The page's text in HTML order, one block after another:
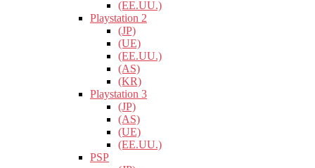
(EE.UU.)
Playstation 2
(JP)
(UE)
(EE.UU.)
(AS)
(KR)
Playstation 3
(JP)
(AS)
(UE)
(EE.UU.)
PSP